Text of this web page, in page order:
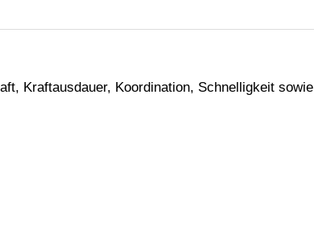
Kraftausdauer, Koordination, Schnelligkeit sowie